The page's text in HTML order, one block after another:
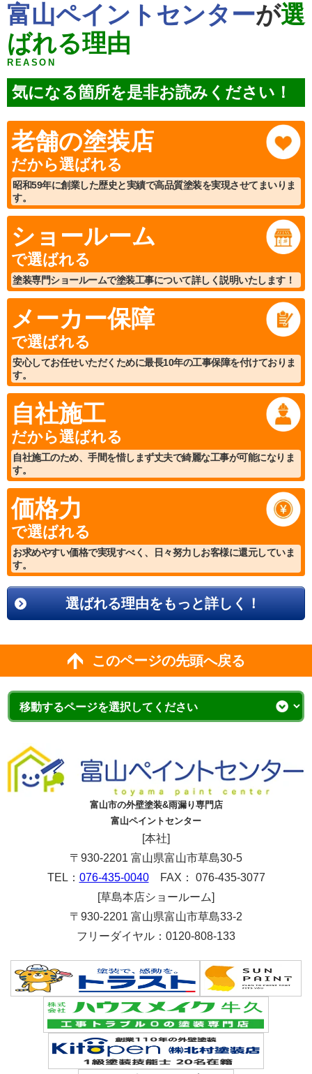
富山ペイントセンターが選
ばれる理由
REASON
気になる箇所を是非お読みください！
老舗の塗装店
だから選ばれる
昭和59年に創業した歴史と実績で高品質塗装を実現させてまいりま
す。
ショールーム
で選ばれる
塗装専門ショールームで塗装工事について詳しく説明いたします！
メーカー保障
で選ばれる
安心してお任せいただくために最長10年の工事保障を付けておりま
す。
自社施工
だから選ばれる
自社施工のため、手間を惜しまず丈夫で綺麗な工事が可能になりま
す。
価格力
で選ばれる
お求めやすい価格で実現すべく、日々努力しお客様に還元していま
す。
選ばれる理由をもっと詳しく！
このページの先頭へ戻る
富山市の外壁塗装&雨漏り専門店
富山ペイントセンター
[本社]
〒930-2201 富山県富山市草島30-5
TEL： 076-435-0040FAX： 076-435-3077
[草島本店ショールーム]
〒930-2201 富山県富山市草島33-2
フリーダイヤル：0120-808-133